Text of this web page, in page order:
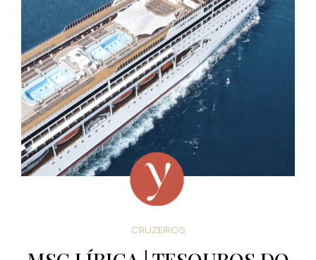
CRUZEIROS